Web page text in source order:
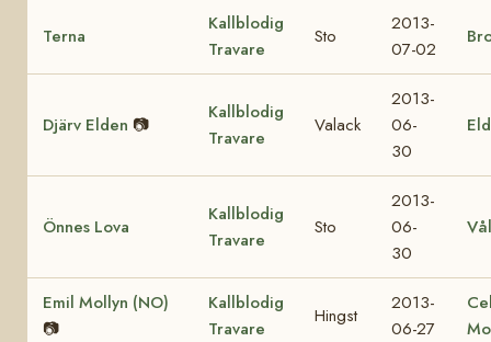
Terna
Kallblodig
Travare
Sto
2013-
07-02
Djärv Elden 📷
Kallblodig
Travare
Valack
2013-
06-
30
Önnes Lova
Kallblodig
Travare
Sto
2013-
06-
30
Emil Mollyn (NO)
📷
Kallblodig
Travare
Hingst
2013-
06-27